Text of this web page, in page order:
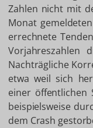
Zahlen nicht mit
Monat
errechnete
Vorjahreszahlen
Nachträgliche
etwa weil sich
einer öffentlichen
beispielsweise
dem Crash